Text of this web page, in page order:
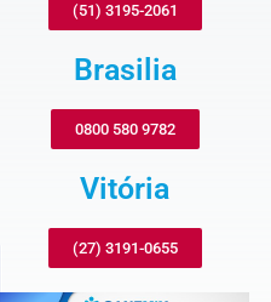
(51) 3195-2061
Brasilia
0800 580 9782
Vitória
(27) 3191-0655